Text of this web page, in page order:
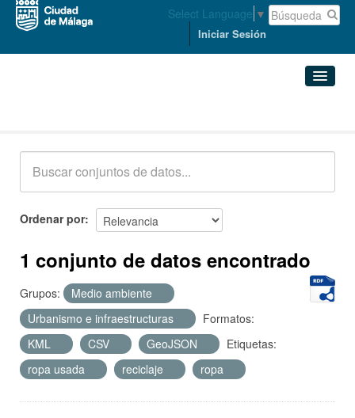
Select Language ▼
Iniciar Sesión
Acerca de
Ordenar por
1 conjunto de datos encontrado
Grupos:
Medio ambiente
Urbanismo e infraestructuras
Formatos:
KML
CSV GeoJSON
Etiquetas:
ropa usada
reciclaje ropa